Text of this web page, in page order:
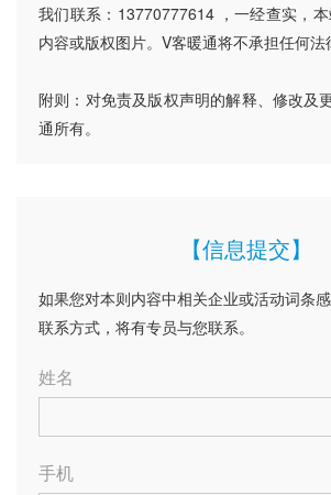
我们联系：13770777614 ，一经查实，
内容或版权图片。V客暖通将不承担任何法
附则：对免责及版权声明的解释、修改及
通所有。